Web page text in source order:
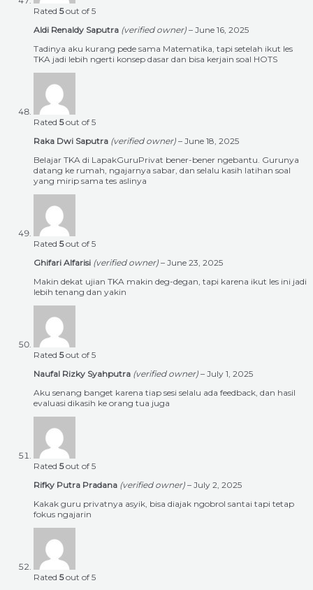
Rated 5out of 5
Aldi Renaldy Saputra (verified owner) – June 16, 2025
Tadinya aku kurang pede sama Matematika, tapi setelah ikut les
TKA jadi lebih ngerti konsep dasar dan bisa kerjain soal HOTS
Rated 5out of 5
Raka Dwi Saputra (verified owner) – June 18, 2025
Belajar TKA di LapakGuruPrivat bener-bener ngebantu. Gurunya
datang ke rumah, ngajarnya sabar, dan selalu kasih latihan soal
yang mirip sama tes aslinya
Rated 5out of 5
Ghifari Alfarisi (verified owner) – June 23, 2025
Makin dekat ujian TKA makin deg-degan, tapi karena ikut les ini jadi
lebih tenang dan yakin
Rated 5out of 5
Naufal Rizky Syahputra (verified owner) – July 1, 2025
Aku senang banget karena tiap sesi selalu ada feedback, dan hasil
evaluasi dikasih ke orang tua juga
Rated 5out of 5
Rifky Putra Pradana (verified owner) – July 2, 2025
Kakak guru privatnya asyik, bisa diajak ngobrol santai tapi tetap
fokus ngajarin
Rated 5out of 5